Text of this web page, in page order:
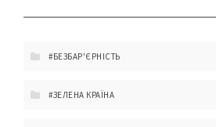
#БЕЗБАР'ЄРНІСТЬ
#ЗЕЛЕНА КРАЇНА